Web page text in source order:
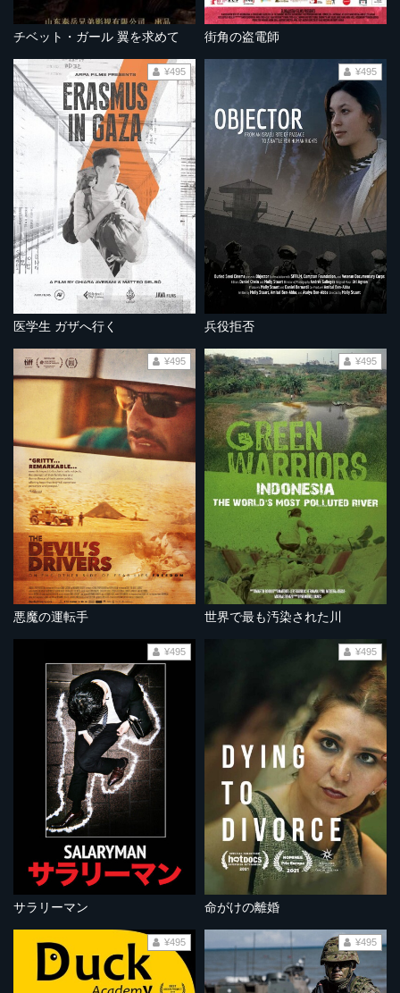
チベット・ガール 翼を求めて 街角の盗電師
医学生 ガザへ行く
¥495
兵役拒否
¥495
悪魔の運転手
¥495
世界で最も汚染された川
¥495
サラリーマン
¥495
命がけの離婚
¥495
¥495 ¥495